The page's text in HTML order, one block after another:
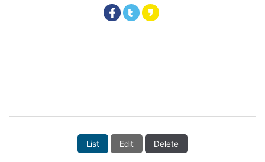
List Edit Delete